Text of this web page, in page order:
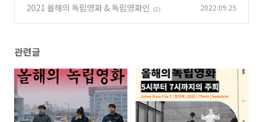
2021 올해의 독립영화 & 독립영화인 (1) 2022.09.25
관련글